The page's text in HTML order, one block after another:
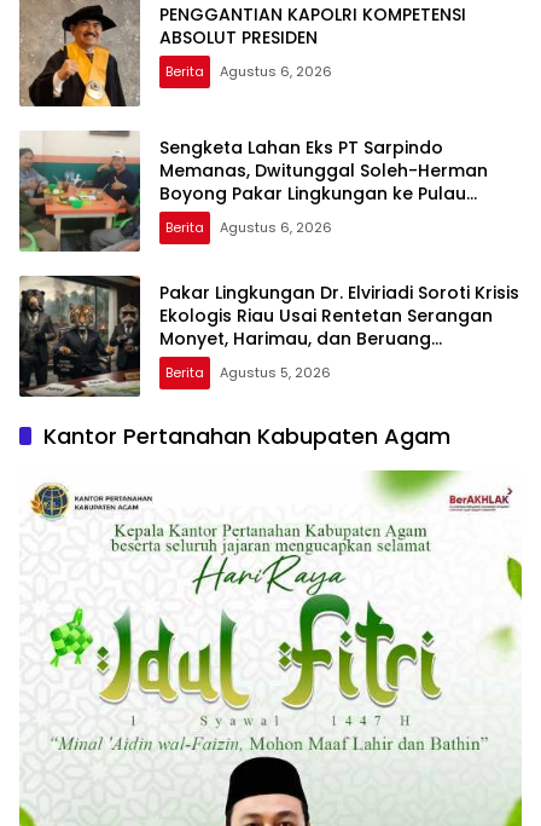
PENGGANTIAN KAPOLRI KOMPETENSI
ABSOLUT PRESIDEN
Berita Agustus 6, 2026
Sengketa Lahan Eks PT Sarpindo
Memanas, Dwitunggal Soleh-Herman
Boyong Pakar Lingkungan ke Pulau
Rupat
Berita Agustus 6, 2026
Pakar Lingkungan Dr. Elviriadi Soroti Krisis
Ekologis Riau Usai Rentetan Serangan
Monyet, Harimau, dan Beruang
Terhadap Warga
Berita Agustus 5, 2026
Kantor Pertanahan Kabupaten Agam